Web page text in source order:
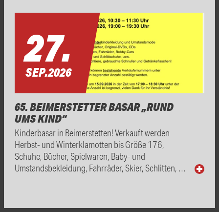
27.
SEP.2026
65. BEIMERSTETTER BASAR „RUND
UMS KIND“
Kinderbasar in Beimerstetten! Verkauft werden
Herbst- und Winterklamotten bis Größe 176,
Schuhe, Bücher, Spielwaren, Baby- und
Umstandsbekleidung, Fahrräder, Skier, Schlitten, …